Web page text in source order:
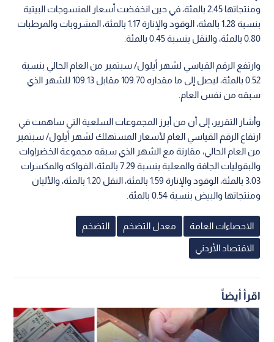
ومنتجاتها 2.45 بالمئة، في حين انخفضت أسعار المنسوجات البيتية
بنسبة 1.28 بالمئة، الوقود والإنارة 1.17 بالمئة، المشروبات والمرطبات
0.80 بالمئة، والنقل بنسبة 0.45 بالمئة.
وارتفع الرقم القياسي لشهر أيلول/ سبتمبر من العام الحالي بنسبة
0.52 بالمئة، ليصل إلى ما مقداره 109.70 مقابل 109.13 للشهر الذي
سبقه من نفس العام.
وأشار التقرير، إلى أن من أبرز المجموعات السلعية التي ساهمت في
ارتفاع الرقم القياسي العام لأسعار المستهلك لشهر أيلول/ سبتمبر
من العام الحالي، مقارنة مع الشهر الذي سبقه مجموعة الخضراوات
والبقوليات الجافة والمعلبة بنسبة 7.29 بالمئة، الفواكه والمكسرات
3.03 بالمئة، الوقود والإنارة 1.59 بالمئة، النقل 1.20 بالمئة، والألبان
ومنتجاتها والبيض بنسبة 0.54 بالمئة.
الاحصاءات العامة معدل التضخم التضخم
الاقتصاد الأردني
اقرأ أيضاً